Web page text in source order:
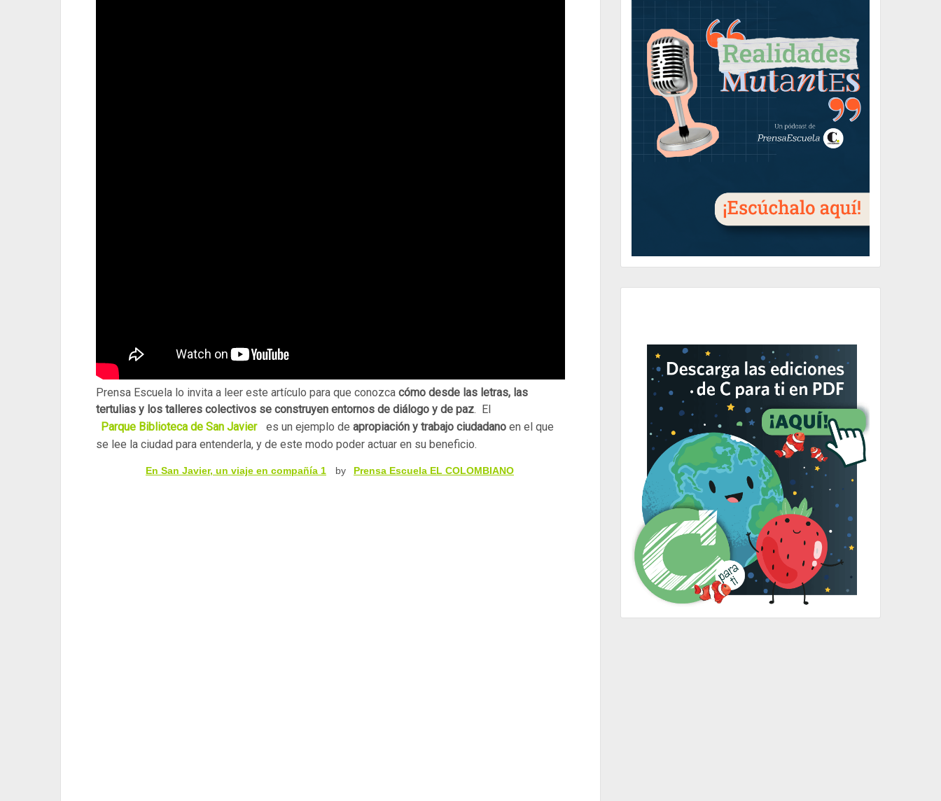
Prensa Escuela lo invita a leer este artículo para que conozca cómo desde las letras, las
tertulias y los talleres colectivos se construyen entornos de diálogo y de paz. El
Parque Biblioteca de San Javier
es un ejemplo de apropiación y trabajo ciudadano en el que
se lee la ciudad para entenderla, y de este modo poder actuar en su beneficio.
En San Javier, un viaje en compañía 1 by Prensa Escuela EL COLOMBIANO